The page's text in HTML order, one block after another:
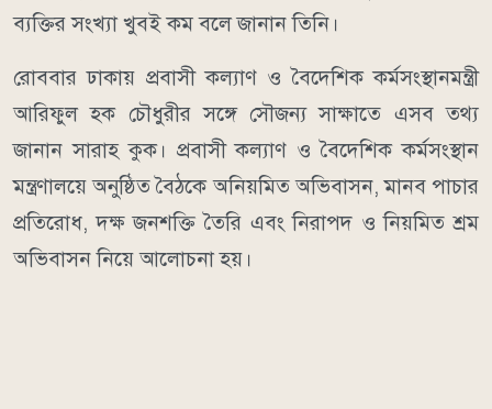
ব্যক্তির সংখ্যা খুবই কম বলে জানান তিনি।
রোববার ঢাকায় প্রবাসী কল্যাণ ও বৈদেশিক কর্মসংস্থানমন্ত্রী
আরিফুল হক চৌধুরীর সঙ্গে সৌজন্য সাক্ষাতে এসব তথ্য
জানান সারাহ কুক। প্রবাসী কল্যাণ ও বৈদেশিক কর্মসংস্থান
মন্ত্রণালয়ে অনুষ্ঠিত বৈঠকে অনিয়মিত অভিবাসন, মানব পাচার
প্রতিরোধ, দক্ষ জনশক্তি তৈরি এবং নিরাপদ ও নিয়মিত শ্রম
অভিবাসন নিয়ে আলোচনা হয়।